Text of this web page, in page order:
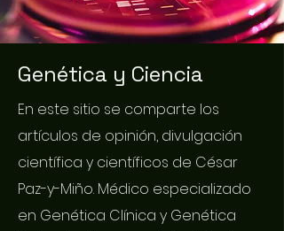
Genética y Ciencia
En este sitio se comparte los
artículos de opinión, divulgación
científica y científicos de César
Paz-y-Miño. Médico especializado
en Genética Clínica y Genética